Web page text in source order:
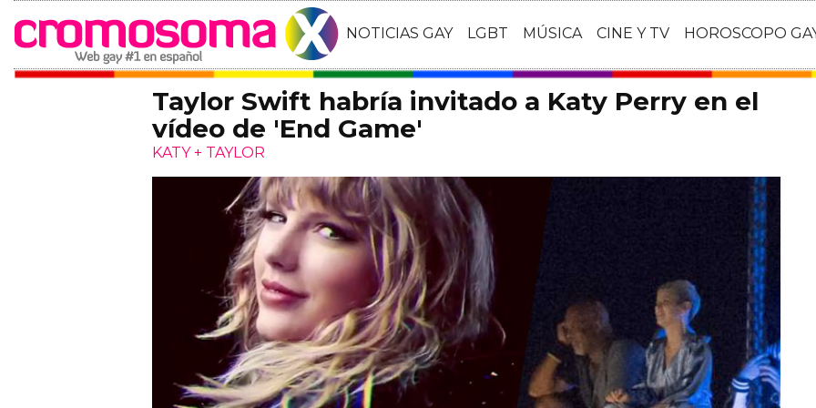
NOTICIAS GAY LGBT MÚSICA CINE Y TV HOROSCOPO
Taylor Swift habría invitado a Katy Perry en el
vídeo de 'End Game'
KATY + TAYLOR